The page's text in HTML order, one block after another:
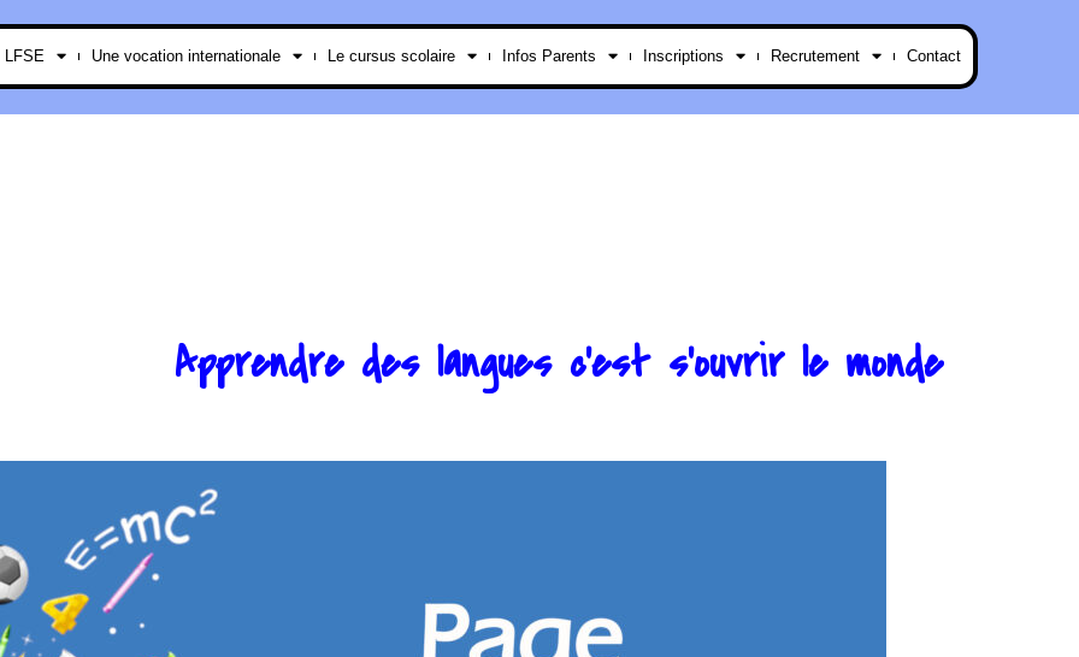
LFSE Une vocation internationale Le cursus scolaire Infos Parents Inscriptions Recrutement Contact
Apprendre des langues c'est s'ouvrir le monde